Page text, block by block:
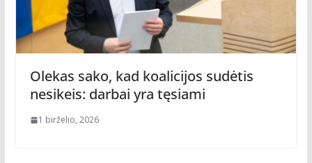
Olekas sako, kad koalicijos sudėtis
nesikeis: darbai yra tęsiami
1 birželio, 2026